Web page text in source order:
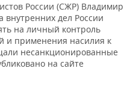
России (СЖР) Владимир
внутренних дел России
на личный контроль
и применения насилия к
несанкционированные
на сайте